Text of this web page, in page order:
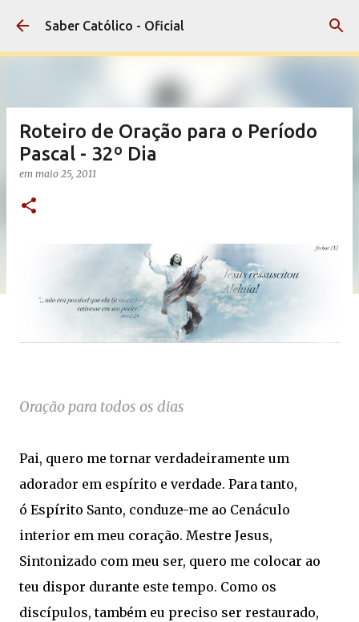
Pular para o conteúdo principal
Saber Católico - Oficial
Roteiro de Oração para o Período
Pascal - 32º Dia
em maio 25, 2011
Oração para todos os dias
Pai, quero me tornar verdadeiramente um
adorador em espírito e verdade. Para tanto,
ó Espírito Santo, conduze-me ao Cenáculo
interior em meu coração. Mestre Jesus,
Sintonizado com meu ser, quero me colocar ao
teu dispor durante este tempo. Como os
discípulos, também eu preciso ser restaurado,